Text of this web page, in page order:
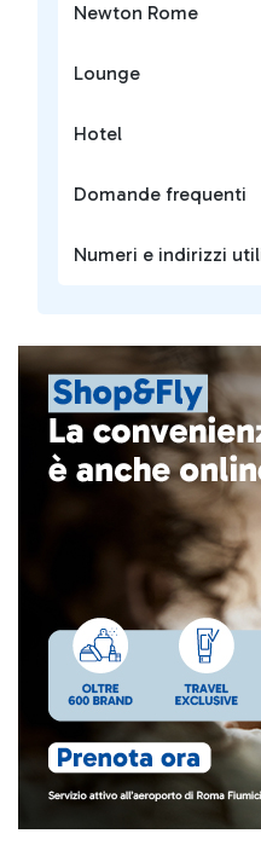
Newton Rome
Lounge
Hotel
Domande frequenti
Numeri e indirizzi